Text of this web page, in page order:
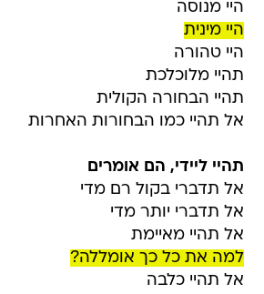
היי מנוסה
היי מינית
היי טהורה
תהיי מלוכלכת
תהיי הבחורה הקולית
אל תהיי כמו הבחורות האחרות
תהיי ליידי, הם אומרים
אל תדברי בקול רם מדי
אל תדברי יותר מדי
אל תהיי מאיימת
למה את כל כך אומללה?
אל תהיי כלבה